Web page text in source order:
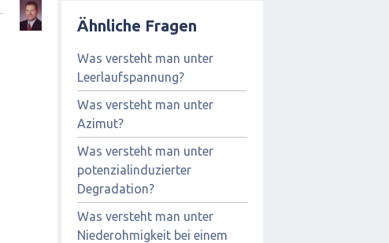
Ähnliche Fragen
Was versteht man unter
Leerlaufspannung?
Was versteht man unter
Azimut?
Was versteht man unter
potenzialinduzierter
Degradation?
Was versteht man unter
Niederohmigkeit bei einem